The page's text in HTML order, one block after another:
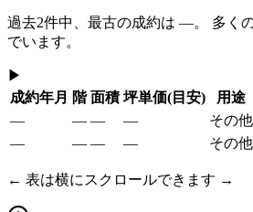
過去2件中、最古の成約は —。 多く
でいます。
▶
成約年月 階 面積 坪単価(目安)
用途
—
— — —
その他
—
— — — その他
← 表は横にスクロールできます →